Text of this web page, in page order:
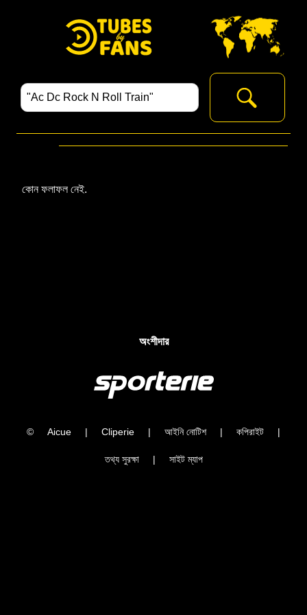
কোন ফলাফল নেই.
অংশীদার
© Aicue | Cliperie | আইনি নোটিশ | কপিরাইট |
তথ্য সুরক্ষা | সাইট ম্যাপ